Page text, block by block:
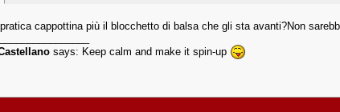
pratica cappottina più il blocchetto di balsa che gli sta avanti?Non
says: Keep calm and make it spin-up